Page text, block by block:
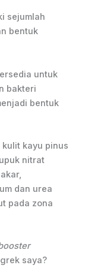
sejumlah
bentuk
untuk
bakteri
bentuk
kayu pinus
nitrat
dan urea
pada zona
saya?